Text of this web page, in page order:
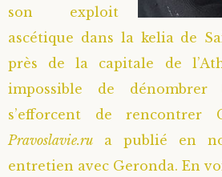
son exploit
ascétique dans la kelia de
près de la capitale de
impossible de
s’efforcent de rencontrer
Pravoslavie.ru a publié en
entretien avec Geronda. En